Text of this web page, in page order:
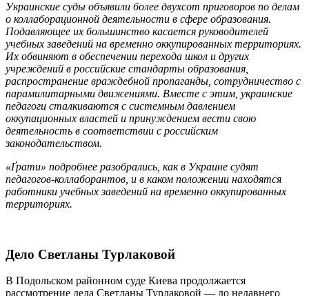
Украинские суды объявили более двухсот приговоров по делам
о коллаборационной деятельности в сфере образования.
Подавляющее их большинство касается руководителей
учебных заведений на временно оккупированных территориях.
Их обвиняют в обеспечении перехода школ и других
учреждений в российские стандарты образования,
распространение враждебной пропаганды, сотрудничество с
парамилитарными движениями. Вместе с этим, украинские
педагоги сталкиваются с системным давлением
оккупационных властей и принуждением вести свою
деятельность в соответствии с российским
законодательством.
«Ґрати» подробнее разобрались, как в Украине судят
педагогов-коллаборантов, и в каком положении находятся
работники учебных заведений на временно оккупированных
территориях.
Дело Светланы Турлаковой
В Подольском районном суде Киева продолжается
рассмотрение дела Светланы Турлаковой — до недавнего